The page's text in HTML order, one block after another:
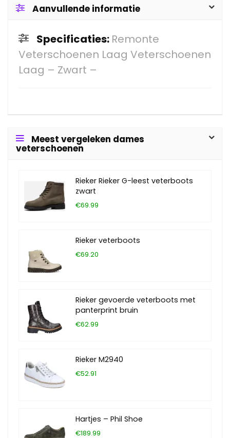
Aanvullende informatie
Specificaties: Remonte
Veterschoenen Laag Veterschoenen
Laag – Zwart –
Meest vergeleken dames
veterschoenen
Rieker Rieker G-leest veterboots
zwart
€69.99
Rieker veterboots
€69.20
Rieker gevoerde veterboots met
panterprint bruin
€62.99
Rieker M2940
€52.91
Hartjes – Phil Shoe
€189.99